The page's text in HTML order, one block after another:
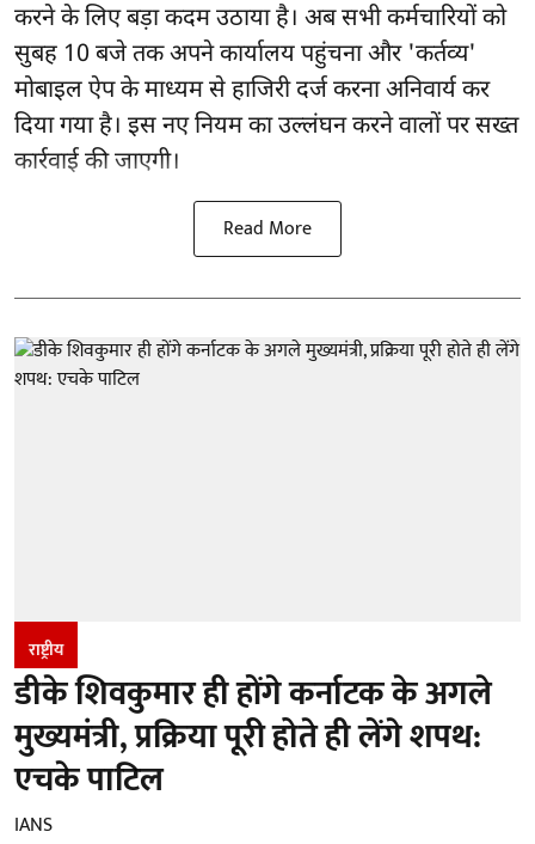
करने के लिए बड़ा कदम उठाया है। अब सभी कर्मचारियों को
सुबह 10 बजे तक अपने कार्यालय पहुंचना और 'कर्तव्य'
मोबाइल ऐप के माध्यम से हाजिरी दर्ज करना अनिवार्य कर
दिया गया है। इस नए नियम का उल्लंघन करने वालों पर सख्त
कार्रवाई की जाएगी।
Read More
राष्ट्रीय
डीके शिवकुमार ही होंगे कर्नाटक के अगले
मुख्यमंत्री, प्रक्रिया पूरी होते ही लेंगे शपथ:
एचके पाटिल
IANS